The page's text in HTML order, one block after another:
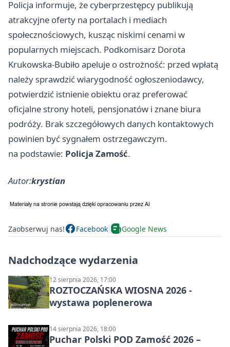
Policja informuje, że cyberprzestępcy publikują
atrakcyjne oferty na portalach i mediach
społecznościowych, kusząc niskimi cenami w
popularnych miejscach. Podkomisarz Dorota
Krukowska-Bubiło apeluje o ostrożność: przed wpłatą
należy sprawdzić wiarygodność ogłoszeniodawcy,
potwierdzić istnienie obiektu oraz preferować
oficjalne strony hoteli, pensjonatów i znane biura
podróży. Brak szczegółowych danych kontaktowych
powinien być sygnałem ostrzegawczym.
na podstawie: Policja Zamość.
Autor:krystian
Zaobserwuj nas! Facebook Google News
Nadchodzące wydarzenia
12 sierpnia 2026, 17:00
ROZTOCZAŃSKA WIOSNA 2026 -
wystawa poplenerowa
14 sierpnia 2026, 18:00
Puchar Polski POD Zamość 2026 –